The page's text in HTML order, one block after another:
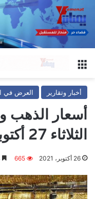
أخبار وتقارير العرض في
أسعار الذهب
الثلاثاء 27 أكتوبر/تشرين أول 2021
26 أكتوبر، 2021 665